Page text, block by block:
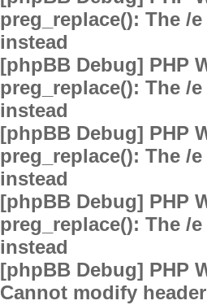
preg_replace(): The /
instead
[phpBB Debug] PHP
preg_replace(): The /
instead
[phpBB Debug] PHP
preg_replace(): The /
instead
[phpBB Debug] PHP
preg_replace(): The /
instead
[phpBB Debug] PHP
Cannot modify